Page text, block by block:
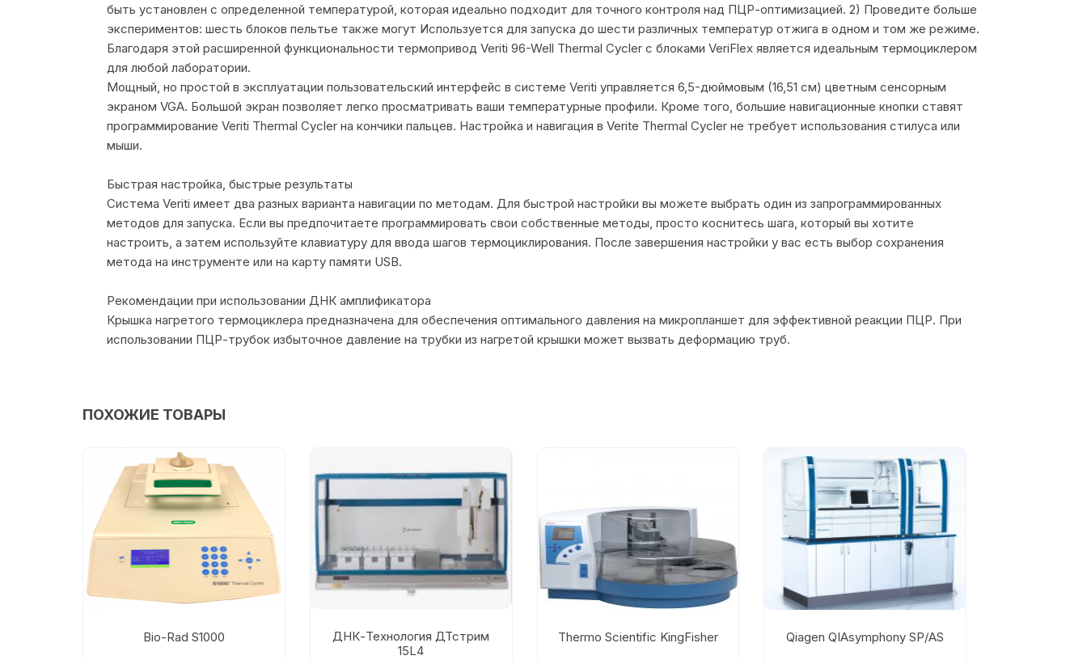
быть установлен с определенной температурой, которая идеально подходит для точного контроля над ПЦР-оптимизацией. 2) Проведите больше
экспериментов: шесть блоков пельтье также могут Используется для запуска до шести различных температур отжига в одном и том же режиме.
Благодаря этой расширенной функциональности термопривод Veriti 96-Well Thermal Cycler с блоками VeriFlex является идеальным термоциклером
для любой лаборатории.
Мощный, но простой в эксплуатации пользовательский интерфейс в системе Veriti управляется 6,5-дюймовым (16,51 см) цветным сенсорным
экраном VGA. Большой экран позволяет легко просматривать ваши температурные профили. Кроме того, большие навигационные кнопки ставят
программирование Veriti Thermal Cycler на кончики пальцев. Настройка и навигация в Verite Thermal Cycler не требует использования стилуса или
мыши.
Быстрая настройка, быстрые результаты
Система Veriti имеет два разных варианта навигации по методам. Для быстрой настройки вы можете выбрать один из запрограммированных
методов для запуска. Если вы предпочитаете программировать свои собственные методы, просто коснитесь шага, который вы хотите
настроить, а затем используйте клавиатуру для ввода шагов термоциклирования. После завершения настройки у вас есть выбор сохранения
метода на инструменте или на карту памяти USB.
Рекомендации при использовании ДНК амплификатора
Крышка нагретого термоциклера предназначена для обеспечения оптимального давления на микропланшет для эффективной реакции ПЦР. При
использовании ПЦР-трубок избыточное давление на трубки из нагретой крышки может вызвать деформацию труб.
ПОХОЖИЕ ТОВАРЫ
Bio-Rad S1000
ДНК-Технология ДТстрим
15L4
Thermo Scientific KingFisher Qiagen QIAsymphony SP/AS